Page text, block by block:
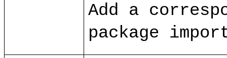
Add a
package